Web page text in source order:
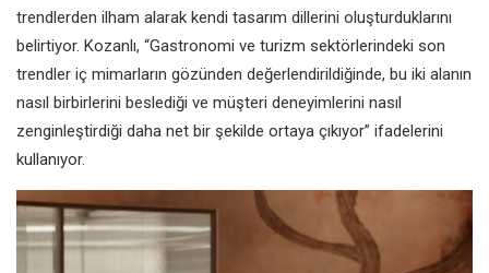
trendlerden ilham alarak kendi tasarım dillerini oluşturduklarını
belirtiyor. Kozanlı, “Gastronomi ve turizm sektörlerindeki son
trendler iç mimarların gözünden değerlendirildiğinde, bu iki alanın
nasıl birbirlerini beslediği ve müşteri deneyimlerini nasıl
zenginleştirdiği daha net bir şekilde ortaya çıkıyor” ifadelerini
kullanıyor.